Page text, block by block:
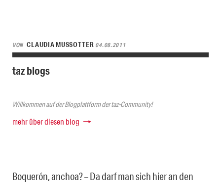
VON CLAUDIA MUSSOTTER 04.08.2011
taz blogs
Willkommen auf der Blogplattform der taz-Community!
mehr über diesen blog
Boquerón, anchoa? – Da darf man sich hier an den